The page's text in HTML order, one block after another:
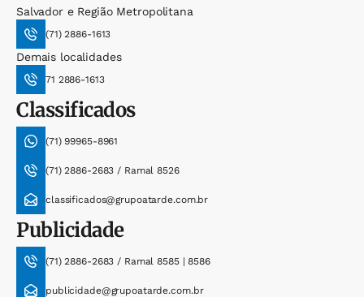
Salvador e Região Metropolitana
(71) 2886-1613
Demais localidades
71 2886-1613
Classificados
(71) 99965-8961
(71) 2886-2683 / Ramal 8526
classificados@grupoatarde.com.br
Publicidade
(71) 2886-2683 / Ramal 8585 | 8586
publicidade@grupoatarde.com.br